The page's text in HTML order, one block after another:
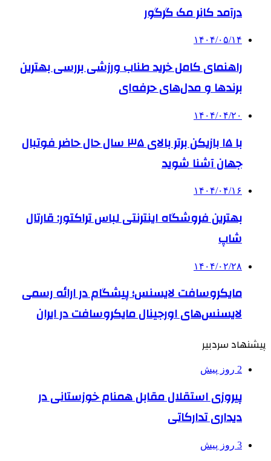
درآمد کانر مک گرگور
۱۴۰۴/۰۵/۱۴
راهنمای کامل خرید طناب ورزشی بررسی بهترین
برندها و مدل‌های حرفه‌ای
۱۴۰۴/۰۴/۲۰
با ۱۵ بازیکن برتر بالای ۳۵ سال حال حاضر فوتبال
جهان آشنا شوید
۱۴۰۴/۰۴/۱۶
بهترین فروشگاه اینترنتی لباس تراکتور: قارتال
شاپ
۱۴۰۴/۰۲/۲۸
مایکروسافت لایسنس؛ پیشگام در ارائه رسمی
لایسنس‌های اورجینال مایکروسافت در ایران
پیشنهاد سردبیر
2 روز پیش
پیروزی استقلال مقابل همنام خوزستانی در
دیداری تدارکاتی
3 روز پیش